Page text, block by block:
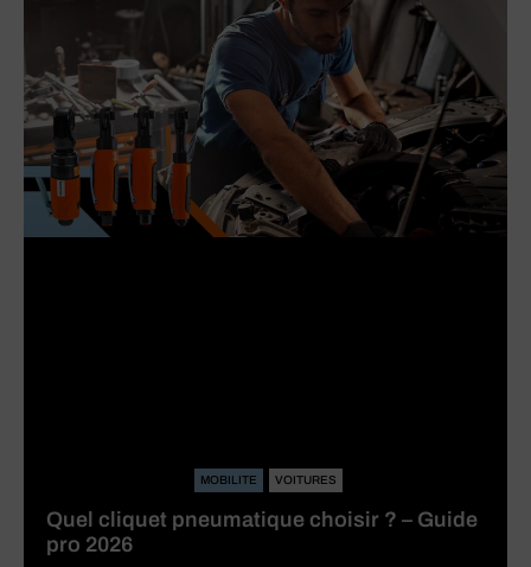
MOBILITE VOITURES
Quel cliquet pneumatique choisir ? – Guide
pro 2026